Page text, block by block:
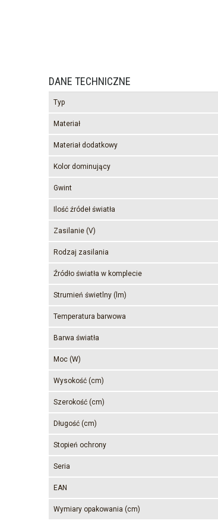
DANE TECHNICZNE
Typ
Materiał
Materiał dodatkowy
Kolor dominujący
Gwint
Ilość źródeł światła
Zasilanie (V)
Rodzaj zasilania
Źródło światła w komplecie
Strumień świetlny (lm)
Temperatura barwowa
Barwa światła
Moc (W)
Wysokość (cm)
Szerokość (cm)
Długość (cm)
Stopień ochrony
Seria
EAN
Wymiary opakowania (cm)